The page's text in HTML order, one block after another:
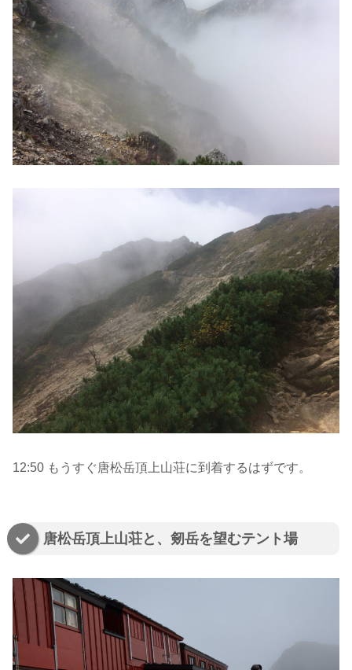
12:50 もうすぐ唐松岳頂上山荘に到着するはずです。
唐松岳頂上山荘と、剱岳を望むテント場